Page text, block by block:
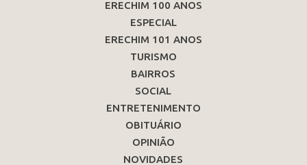
ERECHIM 100 ANOS
ESPECIAL
ERECHIM 101 ANOS
TURISMO
BAIRROS
SOCIAL
ENTRETENIMENTO
OBITUÁRIO
OPINIÃO
NOVIDADES